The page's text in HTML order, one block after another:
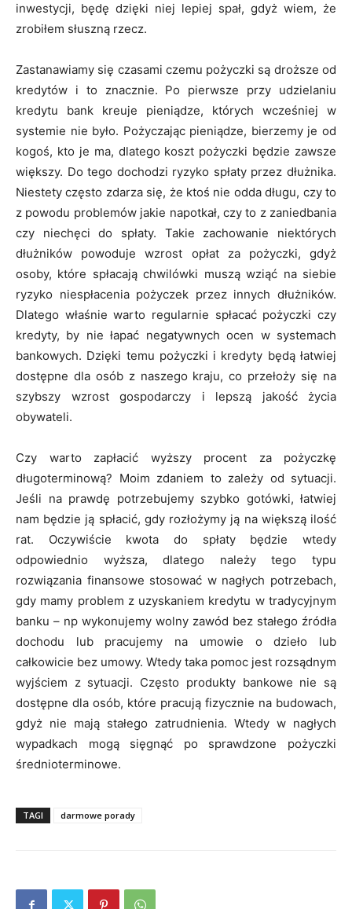
inwestycji, będę dzięki niej lepiej spał, gdyż wiem, że
zrobiłem słuszną rzecz.
Zastanawiamy się czasami czemu pożyczki są droższe od
kredytów i to znacznie. Po pierwsze przy udzielaniu
kredytu bank kreuje pieniądze, których wcześniej w
systemie nie było. Pożyczając pieniądze, bierzemy je od
kogoś, kto je ma, dlatego koszt pożyczki będzie zawsze
większy. Do tego dochodzi ryzyko spłaty przez dłużnika.
Niestety często zdarza się, że ktoś nie odda długu, czy to
z powodu problemów jakie napotkał, czy to z zaniedbania
czy niechęci do spłaty. Takie zachowanie niektórych
dłużników powoduje wzrost opłat za pożyczki, gdyż
osoby, które spłacają chwilówki muszą wziąć na siebie
ryzyko niespłacenia pożyczek przez innych dłużników.
Dlatego właśnie warto regularnie spłacać pożyczki czy
kredyty, by nie łapać negatywnych ocen w systemach
bankowych. Dzięki temu pożyczki i kredyty będą łatwiej
dostępne dla osób z naszego kraju, co przełoży się na
szybszy wzrost gospodarczy i lepszą jakość życia
obywateli.
Czy warto zapłacić wyższy procent za pożyczkę
długoterminową? Moim zdaniem to zależy od sytuacji.
Jeśli na prawdę potrzebujemy szybko gotówki, łatwiej
nam będzie ją spłacić, gdy rozłożymy ją na większą ilość
rat. Oczywiście kwota do spłaty będzie wtedy
odpowiednio wyższa, dlatego należy tego typu
rozwiązania finansowe stosować w nagłych potrzebach,
gdy mamy problem z uzyskaniem kredytu w tradycyjnym
banku – np wykonujemy wolny zawód bez stałego źródła
dochodu lub pracujemy na umowie o dzieło lub
całkowicie bez umowy. Wtedy taka pomoc jest rozsądnym
wyjściem z sytuacji. Często produkty bankowe nie są
dostępne dla osób, które pracują fizycznie na budowach,
gdyż nie mają stałego zatrudnienia. Wtedy w nagłych
wypadkach mogą sięgnąć po sprawdzone pożyczki
średnioterminowe.
TAGI darmowe porady